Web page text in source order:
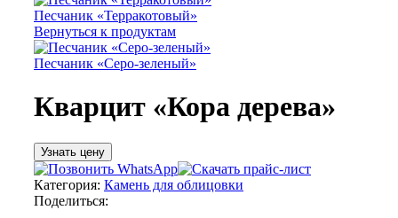
Песчаник «Терракотовый»
Вернуться к продуктам
Песчаник «Серо-зеленый»
Кварцит «Кора дерева»
Узнать цену
Категория: Камень для облицовки
Поделиться: